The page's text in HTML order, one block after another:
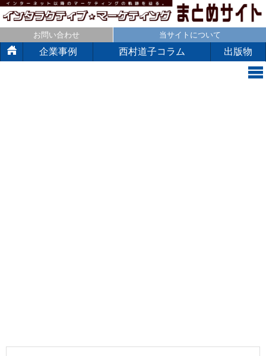
お問い合わせ 当サイトについて
企業事例 西村道子コラム 出版物